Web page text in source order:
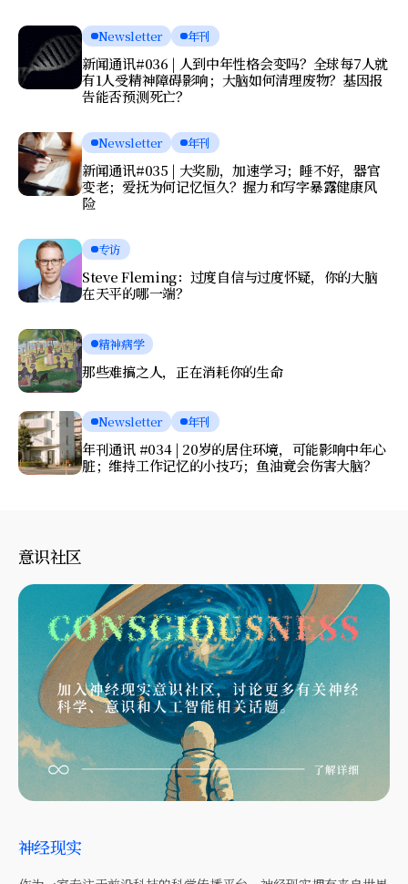
Newsletter 年刊
新闻通讯#036 | 人到中年性格会变吗？全球每7人就
有1人受精神障碍影响；大脑如何清理废物？基因报
告能否预测死亡？
Newsletter 年刊
新闻通讯#035 | 大奖励，加速学习；睡不好，器官
变老；爱抚为何记忆恒久？握力和写字暴露健康风
险
专访
Steve Fleming：过度自信与过度怀疑，你的大脑
在天平的哪一端？
精神病学
那些难搞之人，正在消耗你的生命
Newsletter 年刊
年刊通讯 #034 | 20岁的居住环境，可能影响中年心
脏；维持工作记忆的小技巧；鱼油竟会伤害大脑？
意识社区
神经现实